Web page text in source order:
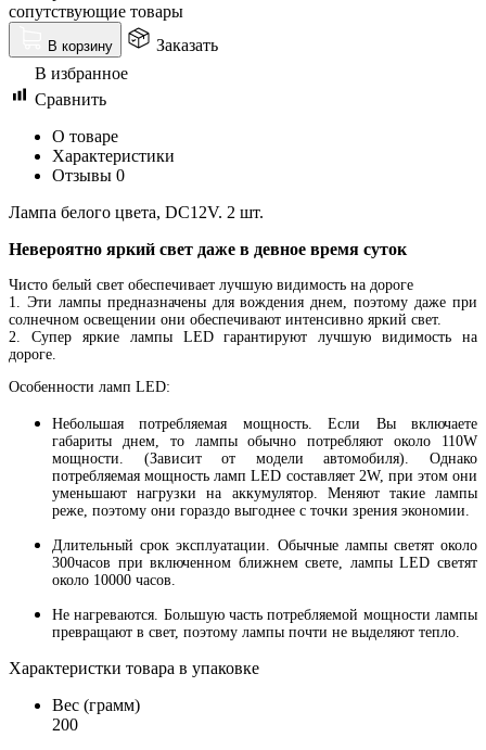
сопутствующие товары
В корзину
Заказать
В избранное
Сравнить
О товаре
Характеристики
Отзывы 0
Лампа белого цвета, DC12V. 2 шт.
Невероятно яркий свет даже в девное время суток
Чисто белый свет обеспечивает лучшую видимость на дороге
1. Эти лампы предназначены для вождения днем, поэтому даже при
солнечном освещении они обеспечивают интенсивно яркий свет.
2. Супер яркие лампы LED гарантируют лучшую видимость на
дороге.
Особенности ламп LED:
Небольшая потребляемая мощность. Если Вы включаете
габариты днем, то лампы обычно потребляют около 110W
мощности. (Зависит от модели автомобиля). Однако
потребляемая мощность ламп LED составляет 2W, при этом они
уменьшают нагрузки на аккумулятор. Меняют такие лампы
реже, поэтому они гораздо выгоднее с точки зрения экономии.
Длительный срок эксплуатации. Обычные лампы светят около
300часов при включенном ближнем свете, лампы LED светят
около 10000 часов.
Не нагреваются. Большую часть потребляемой мощности лампы
превращают в свет, поэтому лампы почти не выделяют тепло.
Характеристки товара в упаковке
Вес (грамм)
200